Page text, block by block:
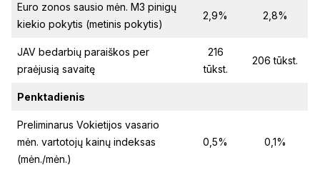
Euro zonos sausio mėn. M3 pinigų
kiekio pokytis (metinis pokytis)
2,9% 2,8%
JAV bedarbių paraiškos per
praėjusią savaitę
216
tūkst.
206 tūkst.
Penktadienis
Preliminarus Vokietijos vasario
mėn. vartotojų kainų indeksas
(mėn./mėn.)
0,5% 0,1%